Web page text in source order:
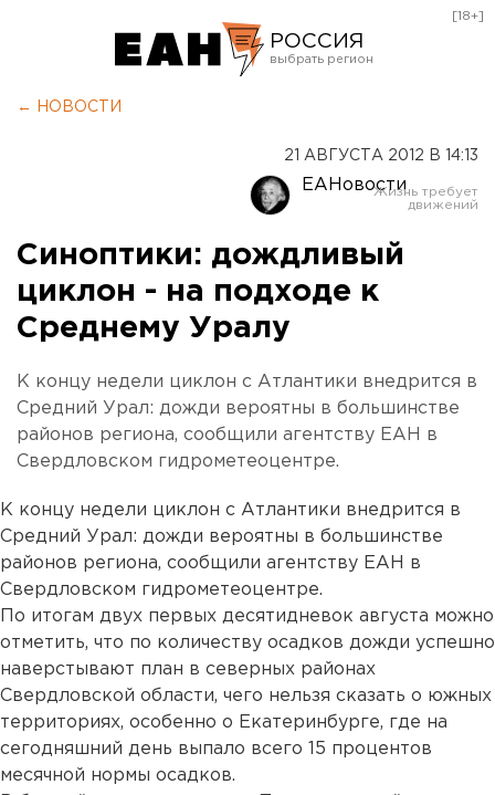
РОССИЯ
Оренбург
[18+]
← НОВОСТИ
21 АВГУСТА 2012 В 14:13
ЕАНовости
Синоптики: дождливый
циклон - на подходе к
Среднему Уралу
К концу недели циклон с Атлантики внедрится в
Средний Урал: дожди вероятны в большинстве
районов региона, сообщили агентству ЕАН в
Свердловском гидрометеоцентре.
К концу недели циклон с Атлантики внедрится в
Средний Урал: дожди вероятны в большинстве
районов региона, сообщили агентству ЕАН в
Свердловском гидрометеоцентре.
По итогам двух первых десятидневок августа можно
отметить, что по количеству осадков дожди успешно
наверстывают план в северных районах
Свердловской области, чего нельзя сказать о южных
территориях, особенно о Екатеринбурге, где на
сегодняшний день выпало всего 15 процентов
месячной нормы осадков.